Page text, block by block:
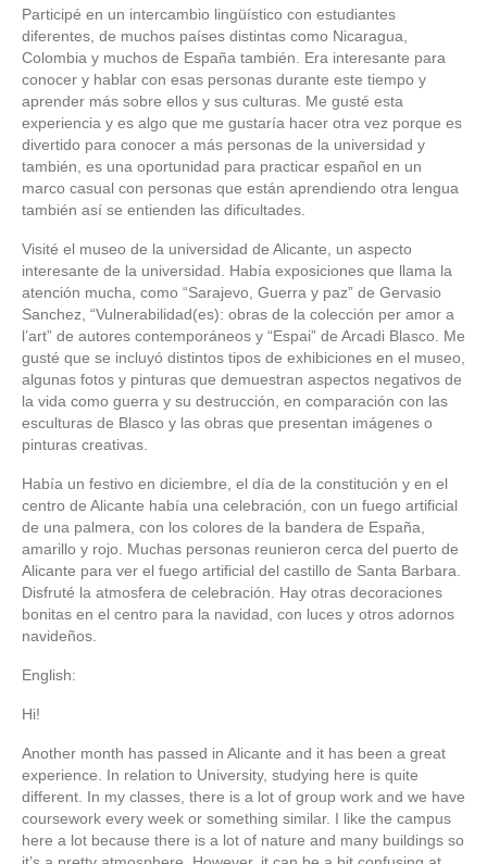
Participé en un intercambio lingüístico con estudiantes
diferentes, de muchos países distintas como Nicaragua,
Colombia y muchos de España también. Era interesante para
conocer y hablar con esas personas durante este tiempo y
aprender más sobre ellos y sus culturas. Me gusté esta
experiencia y es algo que me gustaría hacer otra vez porque es
divertido para conocer a más personas de la universidad y
también, es una oportunidad para practicar español en un
marco casual con personas que están aprendiendo otra lengua
también así se entienden las dificultades.
Visité el museo de la universidad de Alicante, un aspecto
interesante de la universidad. Había exposiciones que llama la
atención mucha, como “Sarajevo, Guerra y paz” de Gervasio
Sanchez, “Vulnerabilidad(es): obras de la colección per amor a
l’art” de autores contemporáneos y “Espai” de Arcadi Blasco. Me
gusté que se incluyó distintos tipos de exhibiciones en el museo,
algunas fotos y pinturas que demuestran aspectos negativos de
la vida como guerra y su destrucción, en comparación con las
esculturas de Blasco y las obras que presentan imágenes o
pinturas creativas.
Había un festivo en diciembre, el día de la constitución y en el
centro de Alicante había una celebración, con un fuego artificial
de una palmera, con los colores de la bandera de España,
amarillo y rojo. Muchas personas reunieron cerca del puerto de
Alicante para ver el fuego artificial del castillo de Santa Barbara.
Disfruté la atmosfera de celebración. Hay otras decoraciones
bonitas en el centro para la navidad, con luces y otros adornos
navideños.
English:
Hi!
Another month has passed in Alicante and it has been a great
experience. In relation to University, studying here is quite
different. In my classes, there is a lot of group work and we have
coursework every week or something similar. I like the campus
here a lot because there is a lot of nature and many buildings so